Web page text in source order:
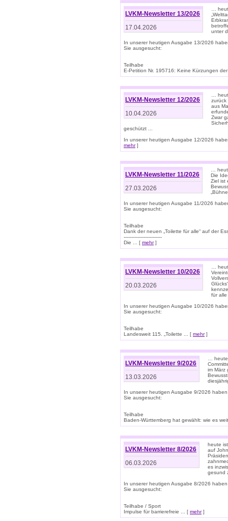
LVKM-Newsletter 13/2026
17.04.2026
…
unter
In unserer heutigen Ausgabe 13/2026
Sie ausgesucht:
Teilhabe
E-Petition Nr. 195716: Keine Kürzungen
LVKM-Newsletter 12/2026
10.04.2026
…
zurück
aus
Zwar
geschützt ...
In unserer heutigen Ausgabe 12/2026
mehr]
LVKM-Newsletter 11/2026
27.03.2026
…
Die
Ziel ist
In unserer heutigen Ausgabe 11/2026
Sie ausgesucht:
Teilhabe
Dank der neuen „Toilette für alle“ auf der
-------------------------
Die ... [ mehr]
LVKM-Newsletter 10/2026
20.03.2026
…
für
In unserer heutigen Ausgabe 10/2026
Sie ausgesucht:
Teilhabe
Landesweit 115. „Toilette ... [ mehr]
LVKM-Newsletter 9/2026
13.03.2026
…
im März
In unserer heutigen Ausgabe 9/2026
Sie ausgesucht:
Teilhabe
Baden-Württemberg hat gewählt: wie es
LVKM-Newsletter 8/2026
06.03.2026
heute
auf
es
gesund
In unserer heutigen Ausgabe 8/2026
Sie ausgesucht:
Teilhabe / Sport
Impulse für barrierefreie ... [ mehr]